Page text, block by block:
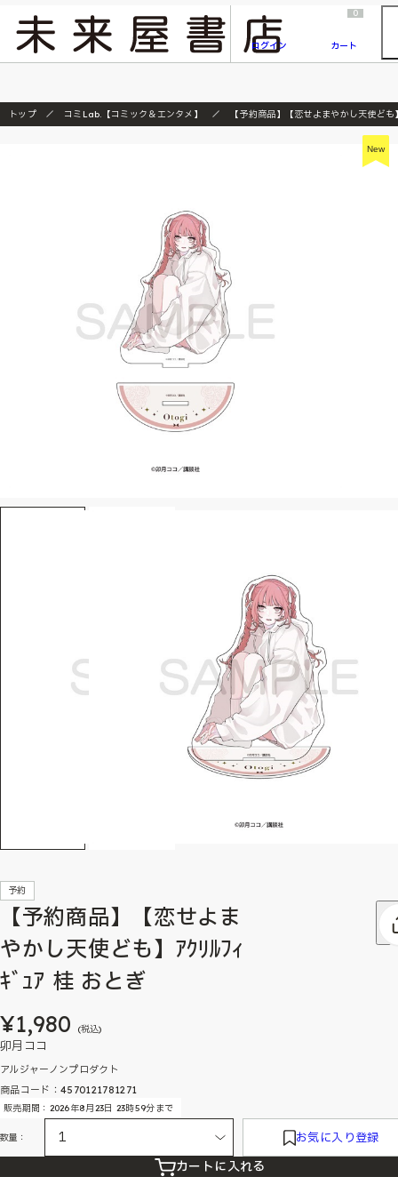
『ONE PIECE magazine 021 ONE PIECEカード付き同梱版』発売延期のご案内
ログイン
0
カート
トップ コミLab.【コミック＆エンタメ】 【予約商品】【恋せよまやかし天使ど
New
予約
【予約商品】【恋せよま
やかし天使ども】ｱｸﾘﾙﾌｨ
ｷﾞｭｱ 桂 おとぎ
¥1,980 (税込)
卯月ココ
アルジャーノンプロダクト
商品コード：4570121781271
販売期間：2026年8月23日 23時59分まで
数量： お気に入り登録
カートに入れる